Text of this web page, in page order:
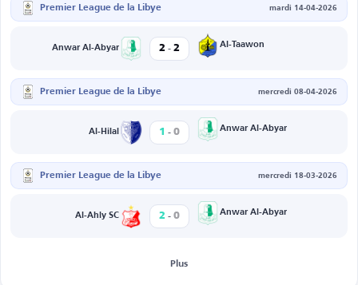
Premier League de la Libye mardi 14-04-2026
Anwar Al-Abyar 2 - 2 Al-Taawon
Premier League de la Libye mercredi 08-04-2026
Al-Hilal 1 - 0 Anwar Al-Abyar
Premier League de la Libye mercredi 18-03-2026
Al-Ahly SC 2 - 0 Anwar Al-Abyar
Plus